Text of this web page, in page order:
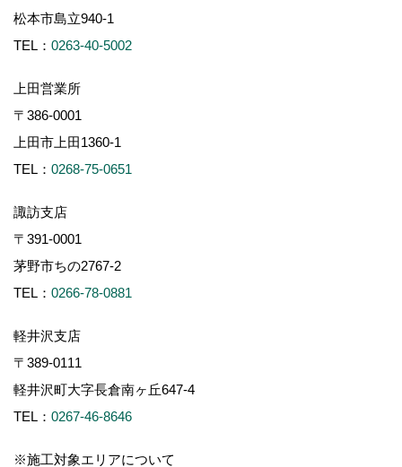
松本市島立940-1
TEL： 0263-40-5002
上田営業所
〒386-0001
上田市上田1360-1
TEL： 0268-75-0651
諏訪支店
〒391-0001
茅野市ちの2767-2
TEL： 0266-78-0881
軽井沢支店
〒389-0111
軽井沢町大字長倉南ヶ丘647-4
TEL： 0267-46-8646
※施工対象エリアについて